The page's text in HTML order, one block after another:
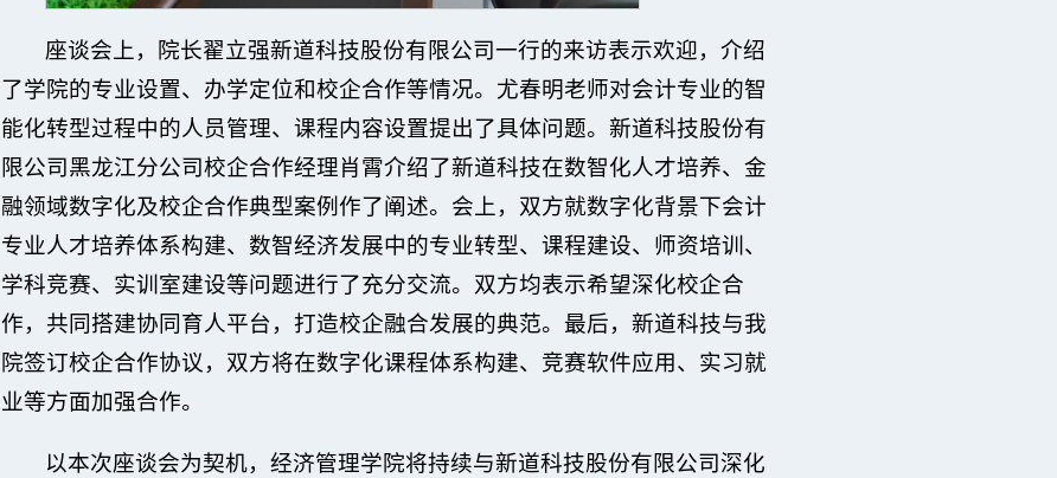
座谈会上，院长翟立强新道科技股份有限公司一行的来访表示欢迎，介绍
了学院的专业设置、办学定位和校企合作等情况。尤春明老师对会计专业的智
能化转型过程中的人员管理、课程内容设置提出了具体问题。新道科技股份有
限公司黑龙江分公司校企合作经理肖霄介绍了新道科技在数智化人才培养、金
融领域数字化及校企合作典型案例作了阐述。会上，双方就数字化背景下会计
专业人才培养体系构建、数智经济发展中的专业转型、课程建设、师资培训、
学科竞赛、实训室建设等问题进行了充分交流。双方均表示希望深化校企合
作，共同搭建协同育人平台，打造校企融合发展的典范。最后，新道科技与我
院签订校企合作协议，双方将在数字化课程体系构建、竞赛软件应用、实习就
业等方面加强合作。
以本次座谈会为契机，经济管理学院将持续与新道科技股份有限公司深化